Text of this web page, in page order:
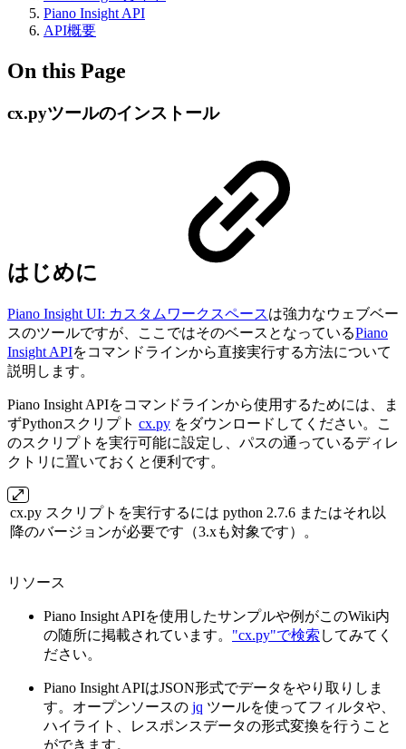
Piano Insight API
API概要
On this Page
cx.pyツールのインストール
はじめに
Piano Insight UI: カスタムワークスペースは強力なウェブベー
スのツールですが、ここではそのベースとなっているPiano
Insight APIをコマンドラインから直接実行する方法について
説明します。
Piano Insight APIをコマンドラインから使用するためには、ま
ずPythonスクリプト cx.py をダウンロードしてください。こ
のスクリプトを実行可能に設定し、パスの通っているディレ
クトリに置いておくと便利です。
cx.py スクリプトを実行するには python 2.7.6 またはそれ以
降のバージョンが必要です（3.xも対象です）。
リソース
Piano Insight APIを使用したサンプルや例がこのWiki内
の随所に掲載されています。 "cx.py"で検索 してみてく
ださい。
Piano Insight APIはJSON形式でデータをやり取りしま
す。オープンソースの jq ツールを使ってフィルタや、
ハイライト、レスポンスデータの形式変換を行うこと
ができます。